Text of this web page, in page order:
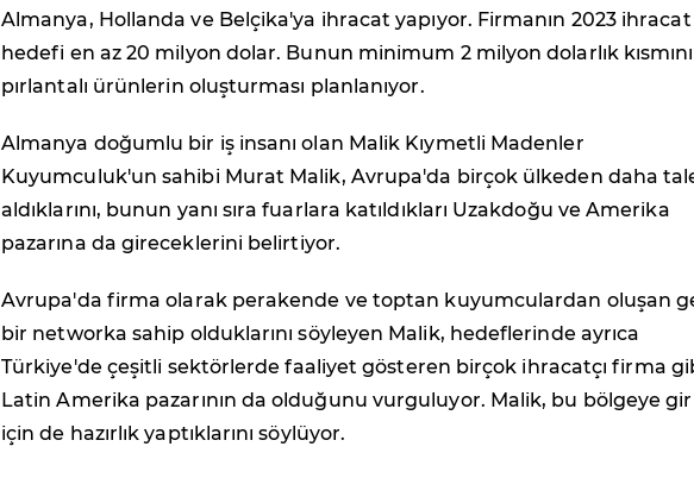
Almanya, Hollanda ve Belçika'ya ihracat yapıyor. Firmanın 2023 ihracat
hedefi en az 20 milyon dolar. Bunun minimum 2 milyon dolarlık kısmını
pırlantalı ürünlerin oluşturması planlanıyor.
Almanya doğumlu bir iş insanı olan Malik Kıymetli Madenler
Kuyumculuk'un sahibi Murat Malik, Avrupa'da birçok ülkeden daha
aldıklarını, bunun yanı sıra fuarlara katıldıkları Uzakdoğu ve Amerika
pazarına da gireceklerini belirtiyor.
Avrupa'da firma olarak perakende ve toptan kuyumculardan oluşan
bir networka sahip olduklarını söyleyen Malik, hedeflerinde ayrıca
Türkiye'de çeşitli sektörlerde faaliyet gösteren birçok ihracatçı firma
Latin Amerika pazarının da olduğunu vurguluyor. Malik, bu bölgeye
için de hazırlık yaptıklarını söylüyor.